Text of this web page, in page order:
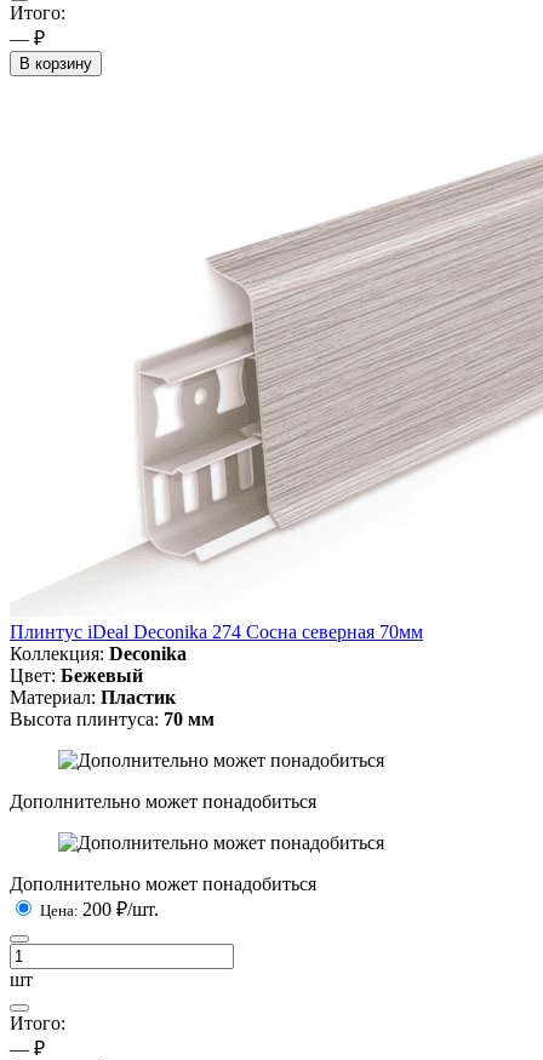
Итого:
— ₽
В корзину
Плинтус iDeal Deconika 274 Сосна северная 70мм
Коллекция: Deconika
Цвет: Бежевый
Материал: Пластик
Высота плинтуса: 70 мм
Дополнительно может понадобиться
Дополнительно может понадобиться
Цена: 200 ₽/шт.
шт
Итого:
— ₽